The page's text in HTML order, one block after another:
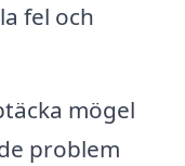
fel och
mögel
problem